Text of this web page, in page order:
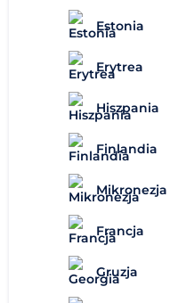
Estonia
Erytrea
Hiszpania
Finlandia
Mikronezja
Francja
Gruzja